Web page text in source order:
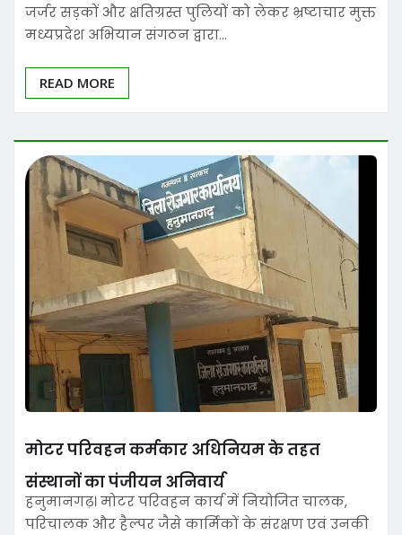
जर्जर सड़कों और क्षतिग्रस्त पुलियों को लेकर भ्रष्टाचार मुक्त
मध्यप्रदेश अभियान संगठन द्वारा…
READ MORE
मोटर परिवहन कर्मकार अधिनियम के तहत
संस्थानों का पंजीयन अनिवार्य
हनुमानगढ़। मोटर परिवहन कार्य में नियोजित चालक,
परिचालक और हैल्पर जैसे कार्मिकों के संरक्षण एवं उनकी